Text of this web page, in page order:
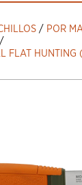
/ POR
/
FLAT